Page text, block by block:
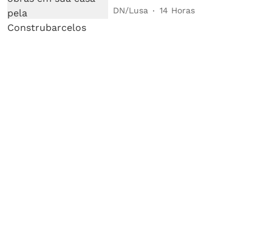
DN/Lusa 14 Horas